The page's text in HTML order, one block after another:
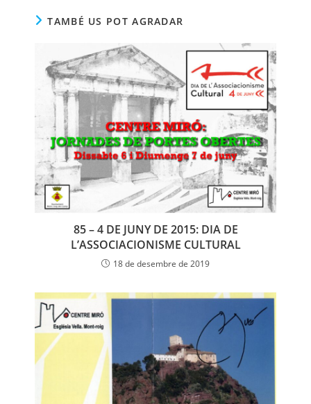
TAMBÉ US POT AGRADAR
85 – 4 DE JUNY DE 2015: DIA DE
L’ASSOCIACIONISME CULTURAL
18 de desembre de 2019